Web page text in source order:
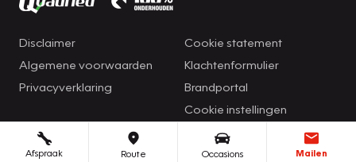
Afspraak Route Occasions Mailen
Disclaimer
Algemene voorwaarden
Privacyverklaring
Cookie statement
Klachtenformulier
Brandportal
Cookie instellingen